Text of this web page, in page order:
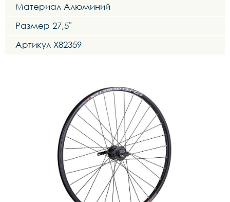
Материал Алюминий
Размер 27,5"
Артикул Х82359